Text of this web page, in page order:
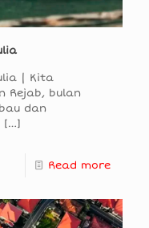
| Kita
Rejab, bulan
dan
[…]
Read more